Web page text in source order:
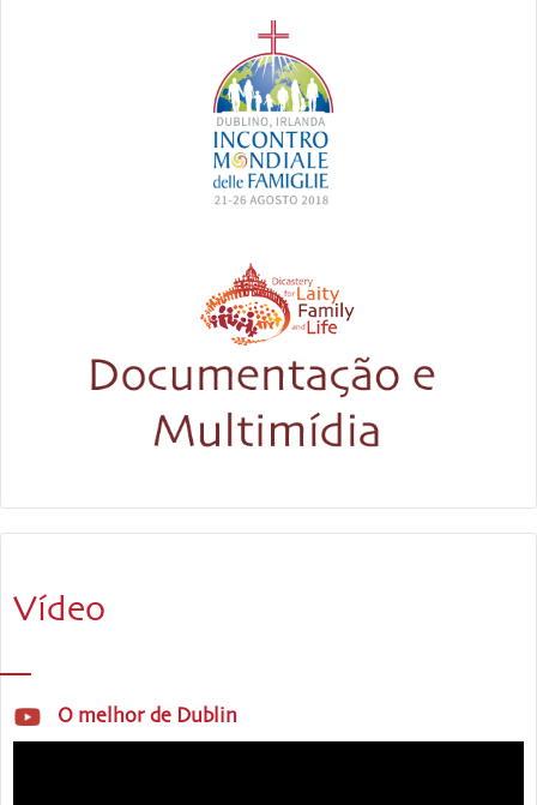
Vídeo
O melhor de Dublin